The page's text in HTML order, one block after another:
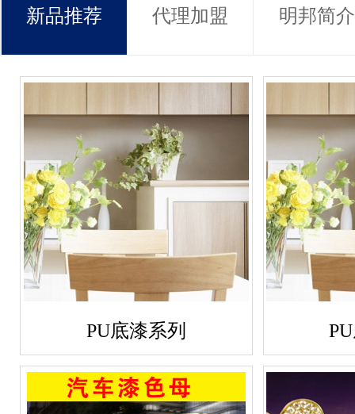
新品推荐 代理加盟 明邦简介
PU底漆系列